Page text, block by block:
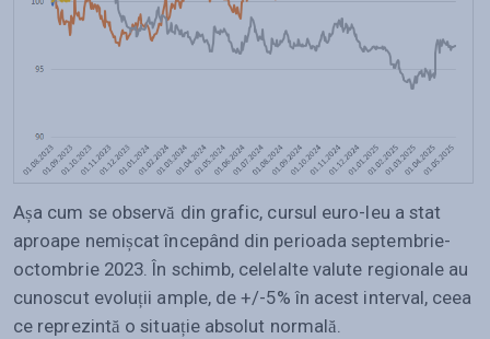
Așa cum se observă din grafic, cursul euro-leu a stat
aproape nemișcat începând din perioada septembrie-
octombrie 2023. În schimb, celelalte valute regionale au
cunoscut evoluții ample, de +/-5% în acest interval, ceea
ce reprezintă o situație absolut normală.